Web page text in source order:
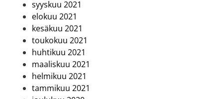
syyskuu 2021
elokuu 2021
kesäkuu 2021
toukokuu 2021
huhtikuu 2021
maaliskuu 2021
helmikuu 2021
tammikuu 2021